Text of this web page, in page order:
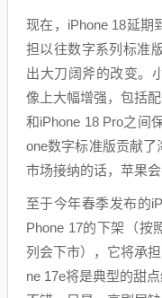
现在，iPhone 18延期
担以往数字系列标准
出大刀阔斧的改变。
像上大幅增强，包括
和iPhone 18 Pro之间
one数字标准版贡献了
市场接纳的话，苹果
至于今年春季发布的
Phone 17的下架（按
列会下市），它将承
ne 17e将是典型的甜